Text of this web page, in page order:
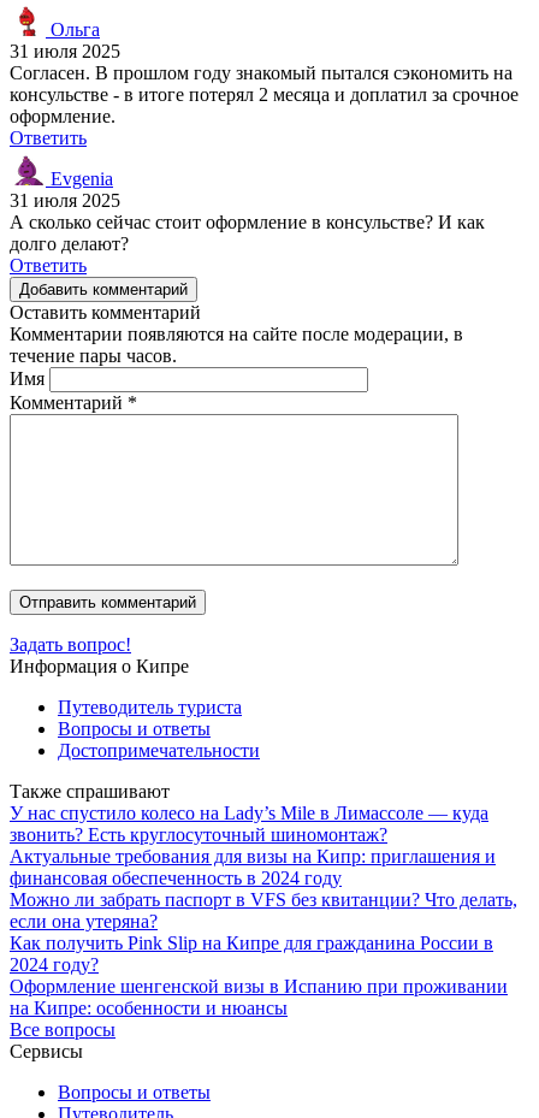
Ольга
31 июля 2025
Согласен. В прошлом году знакомый пытался сэкономить на
консульстве - в итоге потерял 2 месяца и доплатил за срочное
оформление.
Ответить
Evgenia
31 июля 2025
А сколько сейчас стоит оформление в консульстве? И как
долго делают?
Ответить
Добавить комментарий
Оставить комментарий
Комментарии появляются на сайте после модерации, в
течение пары часов.
Имя
Комментарий *
Задать вопрос!
Информация о Кипре
Путеводитель туриста
Вопросы и ответы
Достопримечательности
Также спрашивают
У нас спустило колесо на Lady’s Mile в Лимассоле — куда
звонить? Есть круглосуточный шиномонтаж?
Актуальные требования для визы на Кипр: приглашения и
финансовая обеспеченность в 2024 году
Можно ли забрать паспорт в VFS без квитанции? Что делать,
если она утеряна?
Как получить Pink Slip на Кипре для гражданина России в
2024 году?
Оформление шенгенской визы в Испанию при проживании
на Кипре: особенности и нюансы
Все вопросы
Сервисы
Вопросы и ответы
Путеводитель